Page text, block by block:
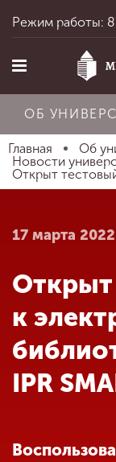
Режим работы:
ОБ
Главная
Об
Новости
Открыт
17 марта 2022
Открыт
к
IPR